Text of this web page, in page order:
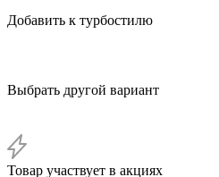
Добавить к турбостилю
Выбрать другой вариант
Товар участвует в акциях